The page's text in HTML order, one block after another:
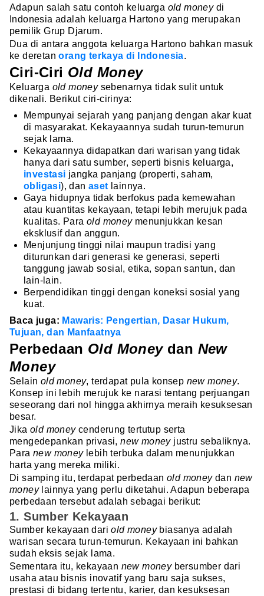
Adapun salah satu contoh keluarga old moneydi
Indonesia adalah keluarga Hartono yang merupakan
pemilik Grup Djarum.
Dua di antara anggota keluarga Hartono bahkan masuk
ke deretanorang terkaya di Indonesia.
Ciri-Ciri Old Money
Keluarga old money sebenarnya tidak sulit untuk
dikenali. Berikut ciri-cirinya:
Mempunyai sejarah yang panjang dengan akar kuat
di masyarakat. Kekayaannya sudah turun-temurun
sejak lama.
Kekayaannya didapatkan dari warisan yang tidak
hanya dari satu sumber, seperti bisnis keluarga,
investasi jangka panjang (properti, saham,
obligasi), danaset lainnya.
Gaya hidupnya tidak berfokus pada kemewahan
atau kuantitas kekayaan, tetapi lebih merujuk pada
kualitas. Paraold money menunjukkan kesan
eksklusif dan anggun.
Menjunjung tinggi nilai maupun tradisi yang
diturunkan dari generasi ke generasi, seperti
tanggung jawab sosial, etika, sopan santun, dan
lain-lain.
Berpendidikan tinggi dengan koneksi sosial yang
kuat.
Baca juga: Mawaris: Pengertian, Dasar Hukum,
Tujuan, dan Manfaatnya
Perbedaan Old Moneydan New
Money
Selain old money, terdapat pula konsep new money.
Konsep ini lebih merujuk ke narasi tentang perjuangan
seseorang dari nol hingga akhirnya meraih kesuksesan
besar.
Jika old money cenderung tertutup serta
mengedepankan privasi,new money justru sebaliknya.
Para new money lebih terbuka dalam menunjukkan
harta yang mereka miliki.
Di samping itu, terdapat perbedaan old money dan new
money lainnya yang perlu diketahui. Adapun beberapa
perbedaan tersebut adalah sebagai berikut:
1. Sumber Kekayaan
Sumber kekayaan dariold moneybiasanya adalah
warisan secara turun-temurun. Kekayaan ini bahkan
sudah eksis sejak lama.
Sementara itu, kekayaan new money bersumber dari
usaha atau bisnis inovatif yang baru saja sukses,
prestasi di bidang tertentu, karier, dan kesuksesan